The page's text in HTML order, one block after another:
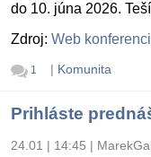
do 10. júna 2026.
Zdroj: Web
1 | Komunita
Prihláste
24.01 | 14:45 |